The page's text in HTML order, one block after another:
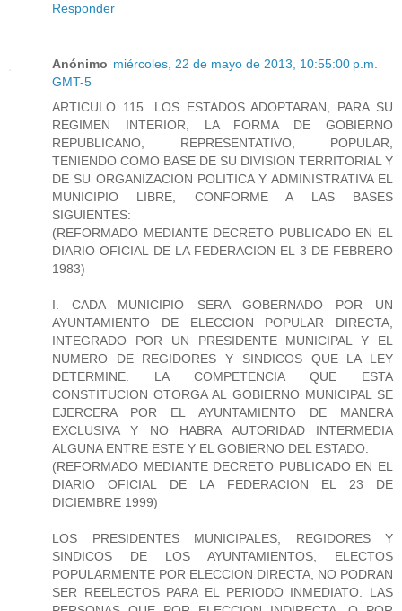
Responder
Anónimo miércoles, 22 de mayo de 2013, 10:55:00 p.m.
GMT-5
ARTICULO 115. LOS ESTADOS ADOPTARAN, PARA SU
REGIMEN INTERIOR, LA FORMA DE GOBIERNO
REPUBLICANO, REPRESENTATIVO, POPULAR,
TENIENDO COMO BASE DE SU DIVISION TERRITORIAL Y
DE SU ORGANIZACION POLITICA Y ADMINISTRATIVA EL
MUNICIPIO LIBRE, CONFORME A LAS BASES
SIGUIENTES:
(REFORMADO MEDIANTE DECRETO PUBLICADO EN EL
DIARIO OFICIAL DE LA FEDERACION EL 3 DE FEBRERO
1983)
I. CADA MUNICIPIO SERA GOBERNADO POR UN
AYUNTAMIENTO DE ELECCION POPULAR DIRECTA,
INTEGRADO POR UN PRESIDENTE MUNICIPAL Y EL
NUMERO DE REGIDORES Y SINDICOS QUE LA LEY
DETERMINE. LA COMPETENCIA QUE ESTA
CONSTITUCION OTORGA AL GOBIERNO MUNICIPAL SE
EJERCERA POR EL AYUNTAMIENTO DE MANERA
EXCLUSIVA Y NO HABRA AUTORIDAD INTERMEDIA
ALGUNA ENTRE ESTE Y EL GOBIERNO DEL ESTADO.
(REFORMADO MEDIANTE DECRETO PUBLICADO EN EL
DIARIO OFICIAL DE LA FEDERACION EL 23 DE
DICIEMBRE 1999)
LOS PRESIDENTES MUNICIPALES, REGIDORES Y
SINDICOS DE LOS AYUNTAMIENTOS, ELECTOS
POPULARMENTE POR ELECCION DIRECTA, NO PODRAN
SER REELECTOS PARA EL PERIODO INMEDIATO. LAS